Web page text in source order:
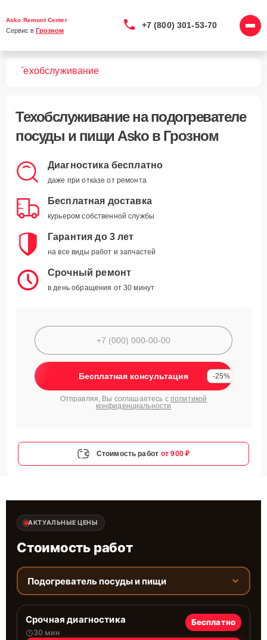
Asko Remont Center
Сервис в Грозном
+7 (800) 301-53-70
Техобслуживание
Техобслуживаниена подогревателе
посуды и пищи Asko в Грозном
Диагностика бесплатно
даже при отказе от ремонта
Бесплатная доставка
курьером собственной службы
Гарантия до 3 лет
на все виды работ и запчастей
Срочный ремонт
в день обращения от 30 минут
Бесплатная консультация -25%
Отправляя, Вы соглашаетесь с политикой
конфиденциальности
Стоимость работ от 900 ₽
АКТУАЛЬНЫЕ ЦЕНЫ
Стоимость работ
Подогреватель посуды и пищи
Срочная диагностика
30 мин
Бесплатно